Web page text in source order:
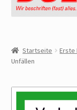
Mein Konto
Kasse
AGB
Startseite Erste
Unfällen